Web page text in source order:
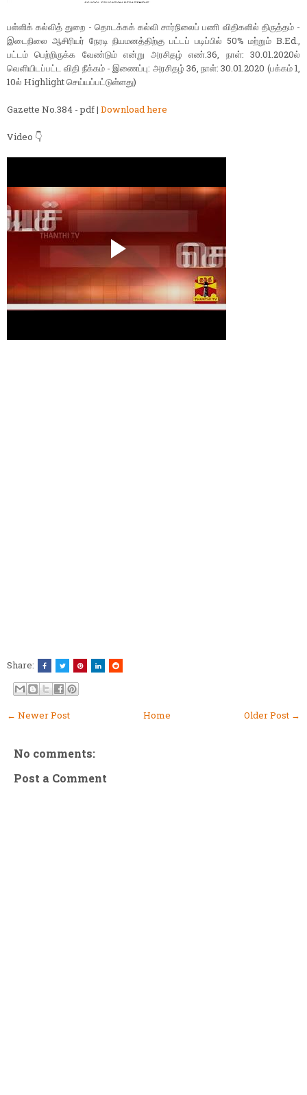
பள்ளிக் கல்வித் துறை - தொடக்கக் கல்வி சார்நிலைப் பணி விதிகளில் திருத்தம் -
இடைநிலை ஆசிரியர் நேரடி நியமனத்திற்கு பட்டப் படிப்பில் 50% மற்றும் B.Ed.,
பட்டம் பெற்றிருக்க வேண்டும் என்று அரசிதழ் எண்.36, நாள்: 30.01.2020ல்
வெளியிடப்பட்ட விதி நீக்கம் - இணைப்பு: அரசிதழ் 36, நாள்: 30.01.2020 (பக்கம் 1,
10ல் Highlight செய்யப்பட்டுள்ளது)
Gazette No.384 - pdf | Download here
Video 👇
Share:
← Newer Post Older Post →
Home
No comments:
Post a Comment